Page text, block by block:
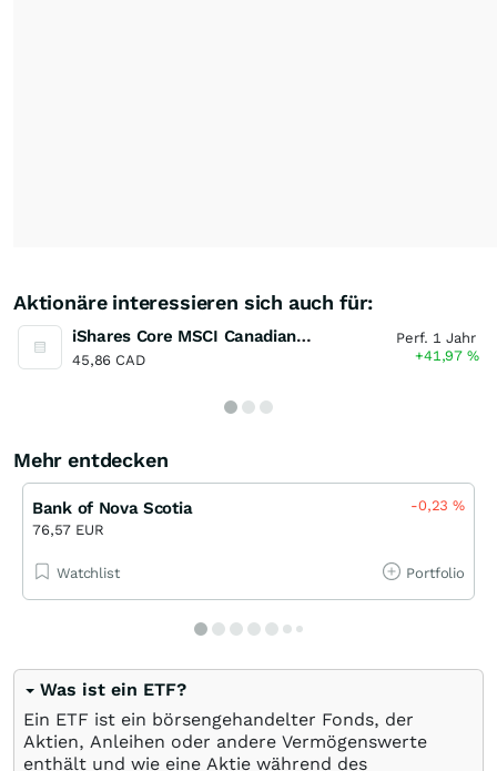
Aktionäre interessieren sich auch für:
iShares Core MSCI Canadian Quality Dividend Index ETF
45,86 CAD
Perf. 1 Jahr
+41,97%
Mehr entdecken
Bank of Nova Scotia
76,57 EUR
-0,23%
Watchlist Portfolio
Was ist ein ETF?
Ein ETF ist ein börsengehandelter Fonds, der
Aktien, Anleihen oder andere Vermögenswerte
enthält und wie eine Aktie während des